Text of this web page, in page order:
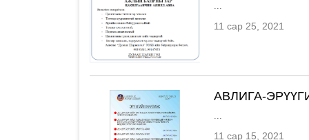
...
11 сар 25, 2021
АВЛИГА-
...
11 сар 15, 2021